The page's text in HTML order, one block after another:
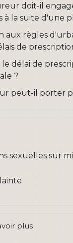
doit-il
à la suite d'une
aux règles
de
délai de
?
peut-il porter
sexuelles sur
plus